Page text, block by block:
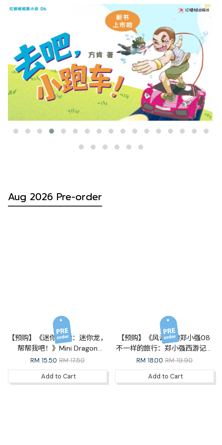
Aug 2026 Pre-order
【预购】《迷你龙03：迷你龙，
帮帮我吧！》Mini Dragon
Series 03: Mini Dragon, Give
Me a Hand!
RM 15.50 RM 17.50
Add to Cart
【预购】《风云人物郑小强08·
不一样的旅行：郑小强西游记》
（完结篇）A Holiday Like No
Other
RM 18.00 RM 19.90
Add to Cart